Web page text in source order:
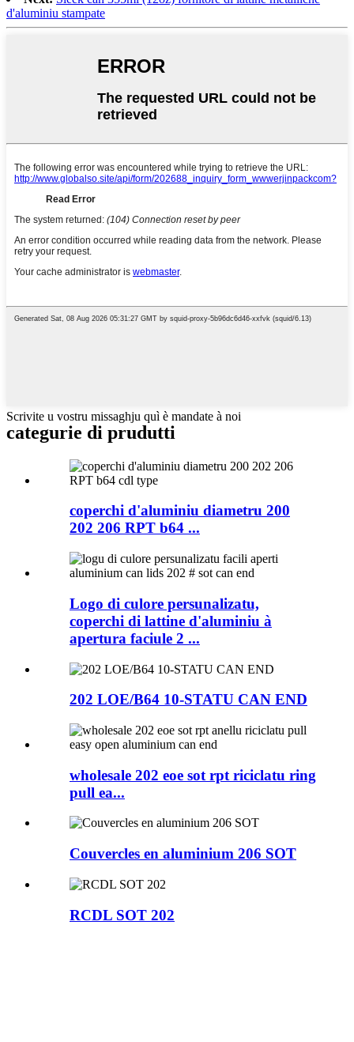
d'aluminiu stampate
Scrivite u vostru missaghju quì è mandate à noi
categurie di prudutti
coperchi d'aluminiu diametru 200
202 206 RPT b64 ...
Logo di culore persunalizatu,
coperchi di lattine d'aluminiu à
apertura faciule 2 ...
202 LOE/B64 10-STATU CAN END
wholesale 202 eoe sot rpt riciclatu ring
pull ea...
Couvercles en aluminium 206 SOT
RCDL SOT 202